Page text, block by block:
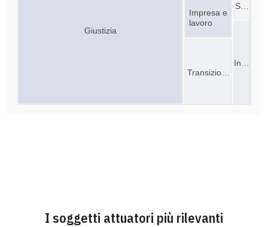
Giustizia
Impresa e
lavoro
In…
Transizio…
S…
I soggetti attuatori più rilevanti